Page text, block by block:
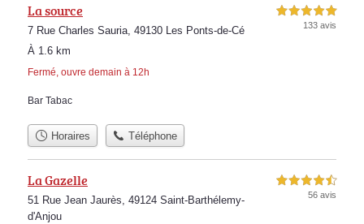
La source
7 Rue Charles Sauria, 49130 Les Ponts-de-Cé
À 1.6 km
Fermé, ouvre demain à 12h
5,0 étoiles sur 5
133 avis
Bar Tabac
Horaires Téléphone
La Gazelle
51 Rue Jean Jaurès, 49124 Saint-Barthélemy-
d'Anjou
4,5 étoiles sur 5
56 avis